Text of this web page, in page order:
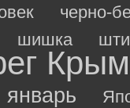
черно-
шишка
январь